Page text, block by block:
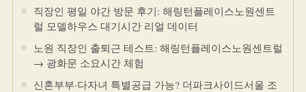
직장인 평일 야간 방문 후기: 해링턴플레이스노원센트
럴 모델하우스 대기시간 리얼 데이터
노원 직장인 출퇴근 테스트: 해링턴플레이스노원센트럴
→ 광화문 소요시간 체험
신혼부부·다자녀 특별공급 가능? 더파크사이드서울 조